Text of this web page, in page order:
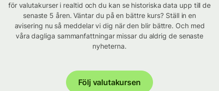
för valutakurser i realtid och du kan se historiska data upp till de
senaste 5 åren. Väntar du på en bättre kurs? Ställ in en
avisering nu så meddelar vi dig när den blir bättre. Och med
våra dagliga sammanfattningar missar du aldrig de senaste
nyheterna.
Följ valutakursen